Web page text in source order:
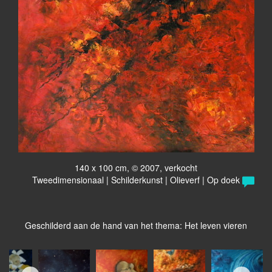
140 x 100 cm, © 2007, verkocht
Tweedimensionaal | Schilderkunst | Olieverf | Op doek
Geschilderd aan de hand van het thema: Het leven vieren